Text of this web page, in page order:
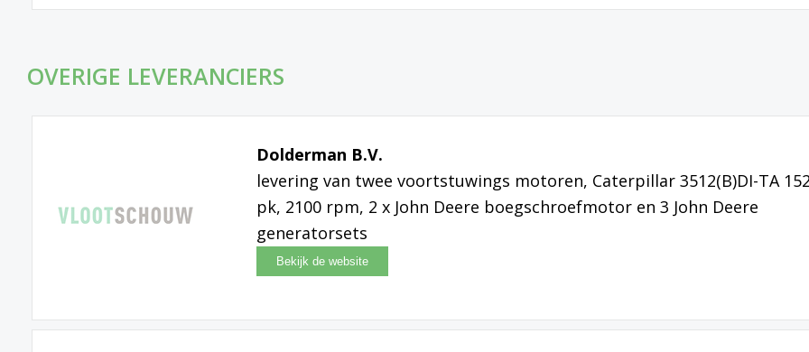
OVERIGE LEVERANCIERS
Dolderman B.V.
levering van twee voortstuwings motoren, Caterpillar 3512(B)DI-TA
pk, 2100 rpm, 2 x John Deere boegschroefmotor en 3 John Deere
generatorsets